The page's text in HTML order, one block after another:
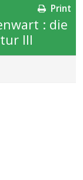
Print
: die
III